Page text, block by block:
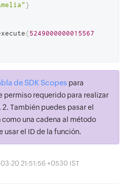
}
(5249000000015567
de SDK Scopes para
permiso requerido para realizar
También puedes pasar el
una cadena al método
usar el ID de la función.
20 21:51:56 +0530 IST